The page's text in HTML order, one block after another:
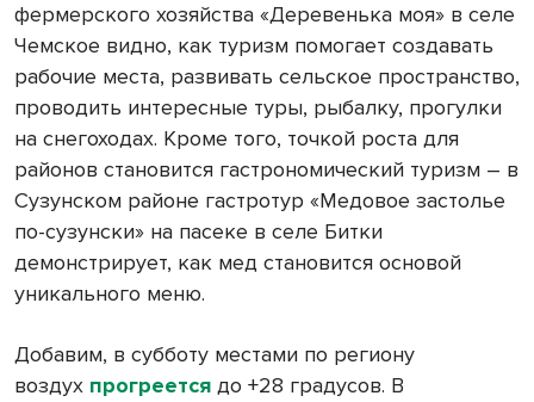
фермерского хозяйства «Деревенька моя» в селе
Чемское видно, как туризм помогает создавать
рабочие места, развивать сельское пространство,
проводить интересные туры, рыбалку, прогулки
на снегоходах. Кроме того, точкой роста для
районов становится гастрономический туризм – в
Сузунском районе гастротур «Медовое застолье
по-сузунски» на пасеке в селе Битки
демонстрирует, как мед становится основой
уникального меню.
Добавим, в субботу местами по региону
воздух прогреется до +28 градусов. В